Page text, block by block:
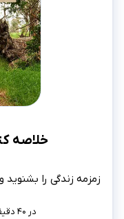
خلاصه
زمزمه زندگی را
در ۴۰ دقیقه مطالعه کنید